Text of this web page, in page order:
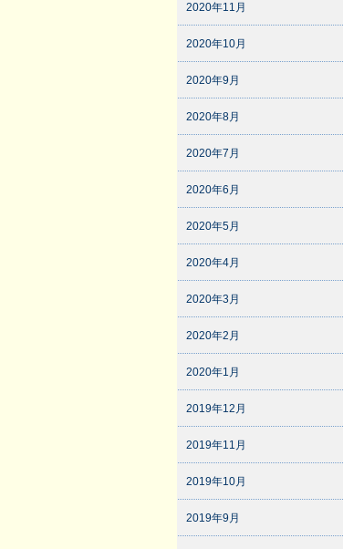
2020年11月
2020年10月
2020年9月
2020年8月
2020年7月
2020年6月
2020年5月
2020年4月
2020年3月
2020年2月
2020年1月
2019年12月
2019年11月
2019年10月
2019年9月